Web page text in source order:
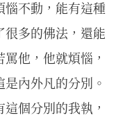
不動，能有這種
多的佛法，還能
他，他就煩惱，
內外凡的分別。
個分別的我執，